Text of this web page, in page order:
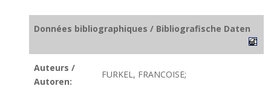
Données bibliographiques / Bibliografische Daten
Auteurs /
Autoren:
FURKEL, FRANCOISE;